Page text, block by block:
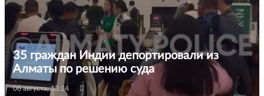
35 граждан Индии депортировали из
Алматы по решению суда
06 августа, 13:24